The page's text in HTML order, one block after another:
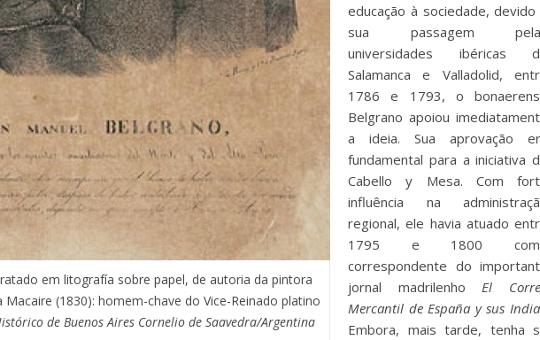
em litografía sobre papel, de autoria da pintora
Macaire (1830): homem-chave do Vice-Reinado platino
de Buenos Aires Cornelio de Saavedra/Argentina
educação à sociedade, devido
sua passagem
universidades ibéricas
Salamanca e Valladolid,
1786 e 1793, o
Belgrano apoiou
a ideia. Sua aprovação
fundamental para a iniciativa
Cabello y Mesa. Com
influência na
regional, ele havia atuado
1795 e 1800
correspondente do
jornal madrilenhoEl
Mercantil de España y sus
Embora, mais tarde, tenha